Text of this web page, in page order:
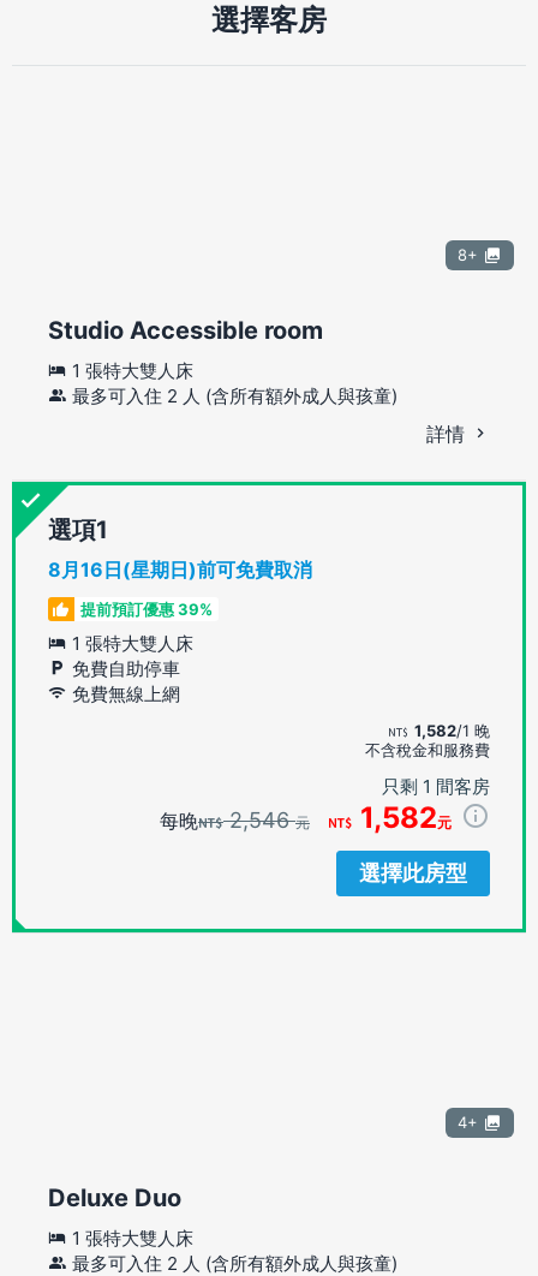
選擇客房
8+
Studio Accessible room
1 張特大雙人床
最多可入住 2 人 (含所有額外成人與孩童)
詳情
選項
8月16日(星期日)前可免費取消
提前預訂優惠 39%
1 張特大雙人床
免費自助停車
免費無線上網
1,582/1 晚
不含稅金和服務費
只剩 1 間客房
每晚 2,546元 1,582元
選擇此房型
4+
Deluxe Duo
1 張特大雙人床
最多可入住 2 人 (含所有額外成人與孩童)